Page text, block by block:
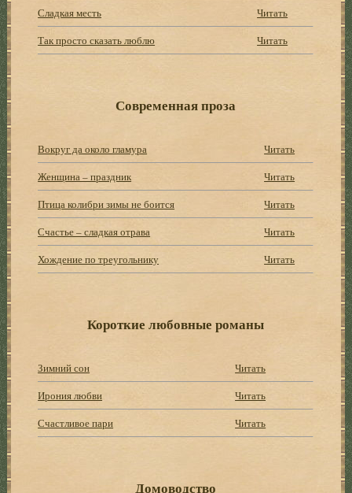
Сладкая месть
Читать
Так просто сказать люблю
Читать
Современная проза
Вокруг да около гламура
Читать
Женщина – праздник
Читать
Птица колибри зимы не боится
Читать
Счастье – сладкая отрава
Читать
Хождение по треугольнику
Читать
Короткие любовные романы
Зимний сон
Читать
Ирония любви
Читать
Счастливое пари
Читать
Домоводство